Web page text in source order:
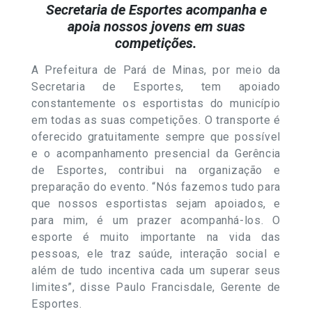
Secretaria de Esportes acompanha e
apoia nossos jovens em suas
competições.
A Prefeitura de Pará de Minas, por meio da
Secretaria de Esportes, tem apoiado
constantemente os esportistas do município
em todas as suas competições. O transporte é
oferecido gratuitamente sempre que possível
e o acompanhamento presencial da Gerência
de Esportes, contribui na organização e
preparação do evento. “Nós fazemos tudo para
que nossos esportistas sejam apoiados, e
para mim, é um prazer acompanhá-los. O
esporte é muito importante na vida das
pessoas, ele traz saúde, interação social e
além de tudo incentiva cada um superar seus
limites”, disse Paulo Francisdale, Gerente de
Esportes.